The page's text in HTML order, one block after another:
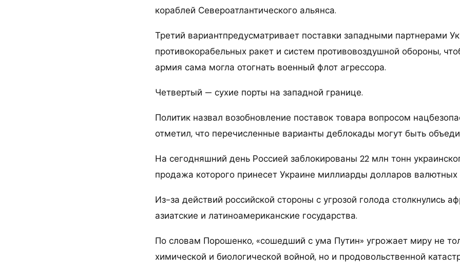
кораблей Североатлантического альянса.
Третий вариантпредусматривает поставки западными партнерами
противокорабельных ракет и систем противовоздушной обороны,
армия сама могла отогнать военный флот агрессора.
Четвертый — сухие порты на западной границе.
Политик назвал возобновление поставок товара вопросом
отметил, что перечисленные варианты деблокады могут быть
На сегодняшний день Россией заблокированы 22 млн тонн
продажа которого принесет Украине миллиарды долларов валютных
Из-за действий российской стороны с угрозой голода столкнулись
азиатские и латиноамериканские государства.
По словам Порошенко, «сошедший с ума Путин» угрожает миру не
химической и биологической войной, но и продовольственной